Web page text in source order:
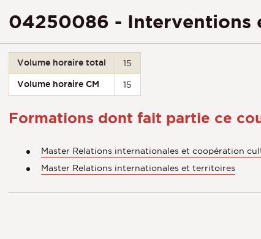
04250086 - Interventions
Volume horaire total 15
Volume horaire CM 15
Formations dont fait partie ce
Master Relations internationales et coopération
Master Relations internationales et territoires